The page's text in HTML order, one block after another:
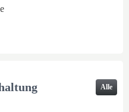
Alle